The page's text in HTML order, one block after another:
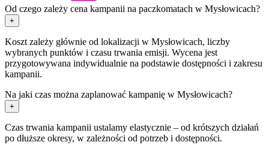
Od czego zależy cena kampanii na paczkomatach w Mysłowicach?
+
Koszt zależy głównie od lokalizacji w Mysłowicach, liczby
wybranych punktów i czasu trwania emisji. Wycena jest
przygotowywana indywidualnie na podstawie dostępności i zakresu
kampanii.
Na jaki czas można zaplanować kampanię w Mysłowicach?
+
Czas trwania kampanii ustalamy elastycznie – od krótszych działań
po dłuższe okresy, w zależności od potrzeb i dostępności.